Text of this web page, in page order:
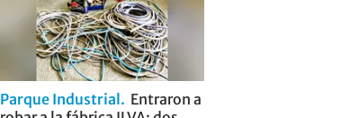
Parque Industrial
Entraron a